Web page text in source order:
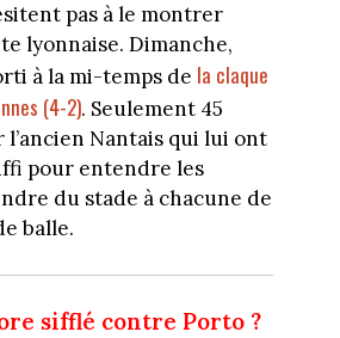
pas à le montrer
lyonnaise. Dimanche,
à la mi-temps de la claque
(4-2). Seulement 45
Nantais qui lui ont
pour entendre les
du stade à chacune de
balle.
sifflé contre Porto ?